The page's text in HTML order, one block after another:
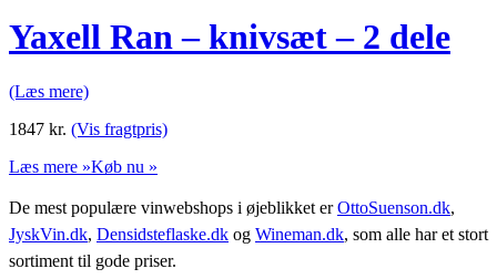
Yaxell Ran – knivsæt – 2 dele
(Læs mere)
1847 kr. (Vis fragtpris)
Læs mere »Køb nu »
De mest populære vinwebshops i øjeblikket erOttoSuenson.dk,
JyskVin.dk, Densidsteflaske.dk og Wineman.dk, som alle har et stort
sortiment til gode priser.